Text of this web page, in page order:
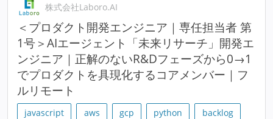
株式会社Laboro.AI
＜プロダクト開発エンジニア｜専任担当者 第
1号＞AIエージェント「未来リサーチ」開発エ
ンジニア｜正解のないR&Dフェーズから0→1
でプロダクトを具現化するコアメンバー｜フ
ルリモート
javascript aws gcp python
backlog